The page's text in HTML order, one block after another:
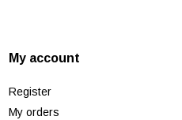
My account
Register
My orders